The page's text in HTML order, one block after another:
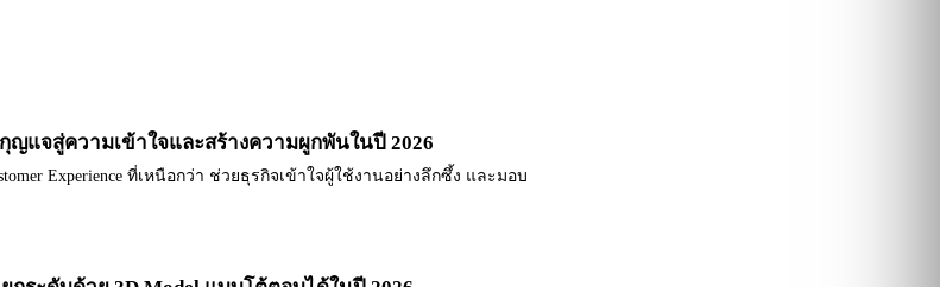
แจสู่ความเข้าใจและสร้างความผูกพันในปี 2026
Experience ที่เหนือกว่า ช่วยธุรกิจเข้าใจผู้ใช้งานอย่างลึกซึ้ง และมอบ